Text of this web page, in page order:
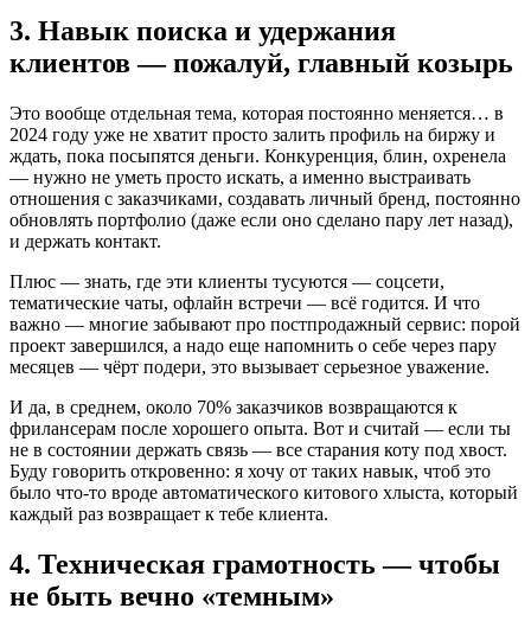
3. Навык поиска и удержания
клиентов — пожалуй, главный козырь
Это вообще отдельная тема, которая постоянно меняется… в
2024 году уже не хватит просто залить профиль на биржу и
ждать, пока посыпятся деньги. Конкуренция, блин, охренела
— нужно не уметь просто искать, а именно выстраивать
отношения с заказчиками, создавать личный бренд, постоянно
обновлять портфолио (даже если оно сделано пару лет назад),
и держать контакт.
Плюс — знать, где эти клиенты тусуются — соцсети,
тематические чаты, офлайн встречи — всё годится. И что
важно — многие забывают про постпродажный сервис: порой
проект завершился, а надо еще напомнить о себе через пару
месяцев — чёрт подери, это вызывает серьезное уважение.
И да, в среднем, около 70% заказчиков возвращаются к
фрилансерам после хорошего опыта. Вот и считай — если ты
не в состоянии держать связь — все старания коту под хвост.
Буду говорить откровенно: я хочу от таких навык, чтоб это
было что-то вроде автоматического китового хлыста, который
каждый раз возвращает к тебе клиента.
4. Техническая грамотность — чтобы
не быть вечно «темным»